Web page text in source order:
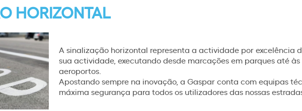
HORIZONTAL
A sinalização horizontal representa a actividade por excelência
sua actividade, executando desde marcações em parques até
aeroportos.
Apostando sempre na inovação, a Gaspar conta com equipas
máxima segurança para todos os utilizadores das nossas